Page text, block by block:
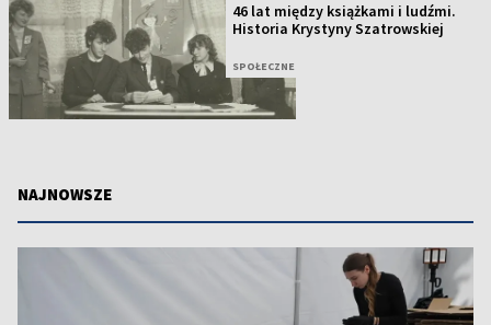
46 lat między książkami i ludźmi.
Historia Krystyny Szatrowskiej
SPOŁECZNE
NAJNOWSZE